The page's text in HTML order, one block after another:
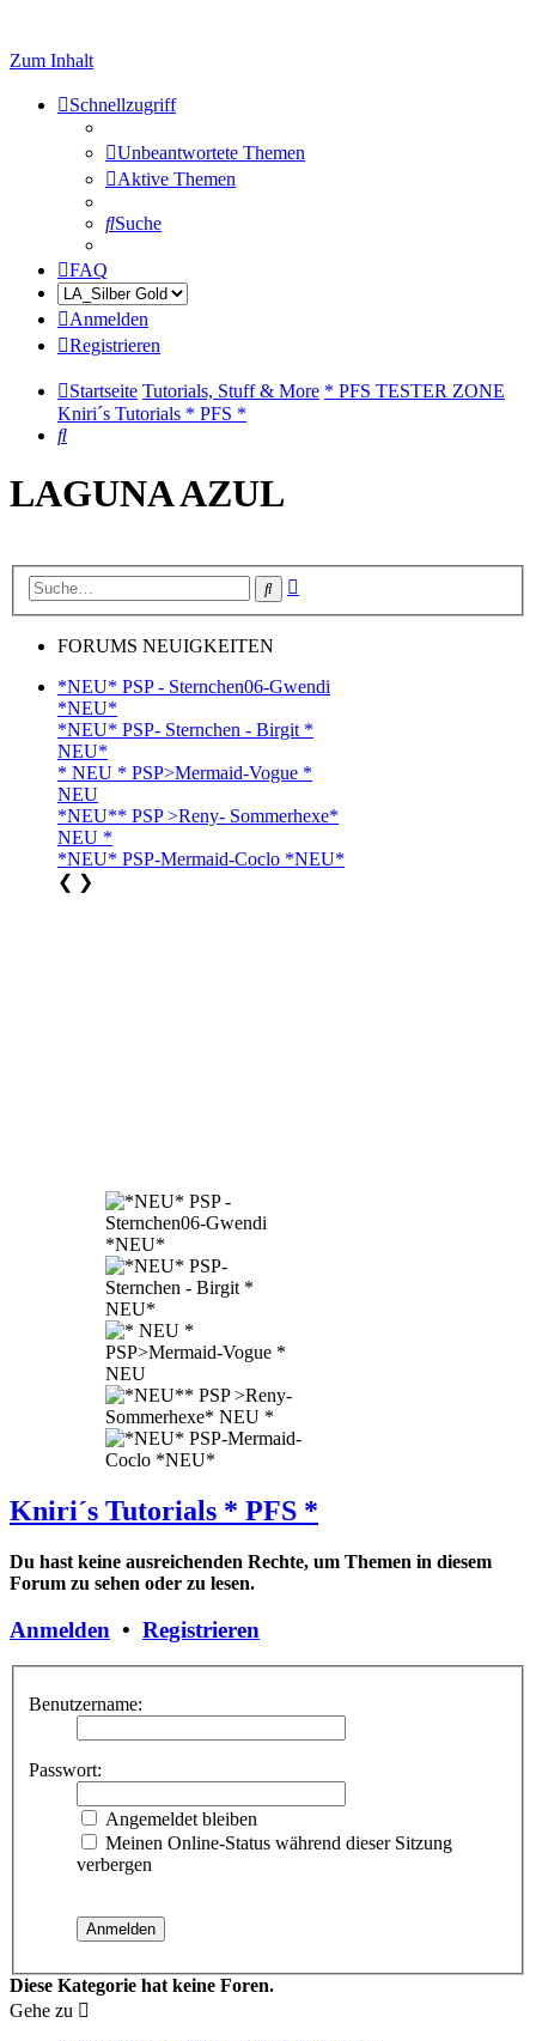
Zum Inhalt
Schnellzugriff
Unbeantwortete Themen
Aktive Themen
Suche
FAQ
Anmelden
Registrieren
Startseite Tutorials, Stuff & More * PFS TESTER ZONE
Kniri´s Tutorials * PFS *
Suche
LAGUNA AZUL
Suche
FORUMS NEUIGKEITEN
*NEU* PSP - Sternchen06-Gwendi
*NEU*
*NEU* PSP- Sternchen - Birgit *
NEU*
* NEU * PSP>Mermaid-Vogue *
NEU
*NEU** PSP >Reny- Sommerhexe*
NEU *
*NEU* PSP-Mermaid-Coclo *NEU*
❮ ❯
Kniri´s Tutorials * PFS *
Du hast keine ausreichenden Rechte, um Themen in diesem
Forum zu sehen oder zu lesen.
Anmelden • Registrieren
Benutzername:
Passwort:
Angemeldet bleiben
Meinen Online-Status während dieser Sitzung
verbergen
Diese Kategorie hat keine Foren.
Gehe zu